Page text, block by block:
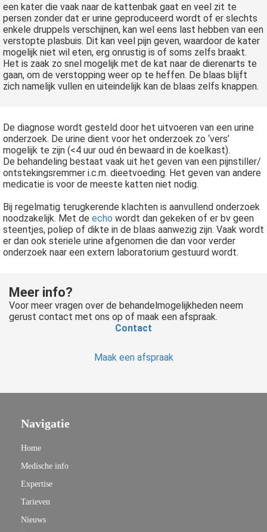
een kater die vaak naar de kattenbak gaat en veel zit te
persen zonder dat er urine geproduceerd wordt of er slechts
enkele druppels verschijnen, kan wel eens last hebben van een
verstopte plasbuis. Dit kan veel pijn geven, waardoor de kater
mogelijk niet wil eten, erg onrustig is of soms zelfs braakt.
Het is zaak zo snel mogelijk met de kat naar de dierenarts te
gaan, om de verstopping weer op te heffen. De blaas blijft
zich namelijk vullen en uiteindelijk kan de blaas zelfs knappen.
De diagnose wordt gesteld door het uitvoeren van een urine
onderzoek. De urine dient voor het onderzoek zo ‘vers’
mogelijk te zijn (<4 uur oud én bewaard in de koelkast).
De behandeling bestaat vaak uit het geven van een pijnstiller/
ontstekingsremmer i.c.m. dieetvoeding. Het geven van andere
medicatie is voor de meeste katten niet nodig.
Bij regelmatig terugkerende klachten is aanvullend onderzoek
noodzakelijk. Met de echo wordt dan gekeken of er bv geen
steentjes, poliep of dikte in de blaas aanwezig zijn. Vaak wordt
er dan ook steriele urine afgenomen die dan voor verder
onderzoek naar een extern laboratorium gestuurd wordt.
Meer info?
Voor meer vragen over de behandelmogelijkheden neem
gerust contact met ons op of maak een afspraak.
Contact
Maak een afspraak
Navigatie
Home
Medische info
Expertise
Tarieven
Nieuws